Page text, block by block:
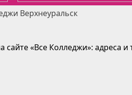
Верхнеуральск
«Все Колледжи»: адреса